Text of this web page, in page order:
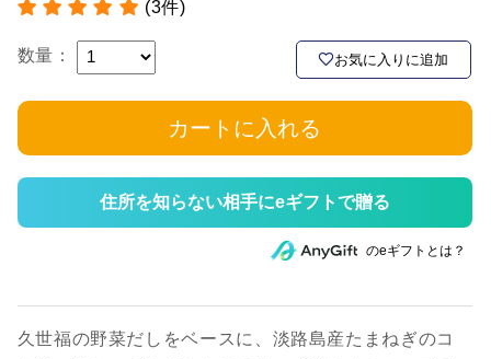
(3件)
数量： お気に入りに追加
カートに入れる
住所を知らない相手にeギフトで贈る
のeギフトとは？
久世福の野菜だしをベースに、淡路島産たまねぎのコ